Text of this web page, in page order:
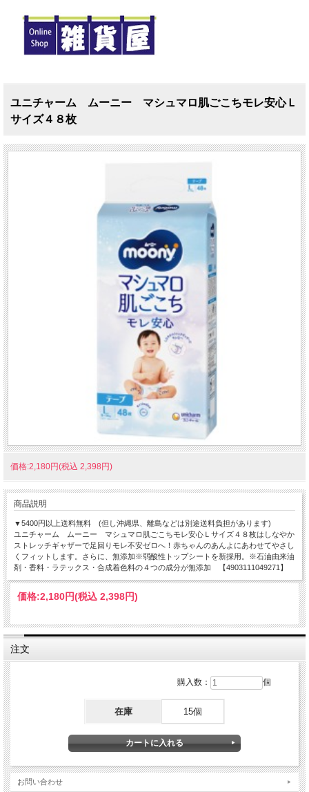
ユニチャーム ムーニー マシュマロ肌ごこちモレ安心Ｌ
サイズ４８枚
価格:2,180円(税込 2,398円)
商品説明
▼5400円以上送料無料 (但し沖縄県、離島などは別途送料負担があります)
ユニチャーム ムーニー マシュマロ肌ごこちモレ安心Ｌサイズ４８枚はしなやか
ストレッチギャザーで足回りモレ不安ゼロへ！赤ちゃんのあんよにあわせてやさし
くフィットします。さらに、無添加※弱酸性トップシートを新採用。※石油由来油
剤・香料・ラテックス・合成着色料の４つの成分が無添加 【4903111049271】
価格:2,180円(税込 2,398円)
注文
購入数： 個
在庫 15個
お問い合わせ